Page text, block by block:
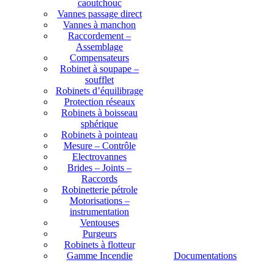
caoutchouc
Vannes passage direct
Vannes à manchon
Raccordement –
Assemblage
Compensateurs
Robinet à soupape –
soufflet
Robinets d’équilibrage
Protection réseaux
Robinets à boisseau
sphérique
Robinets à pointeau
Mesure – Contrôle
Electrovannes
Brides – Joints –
Raccords
Robinetterie pétrole
Motorisations –
instrumentation
Ventouses
Purgeurs
Robinets à flotteur
Gamme Incendie
Documentations